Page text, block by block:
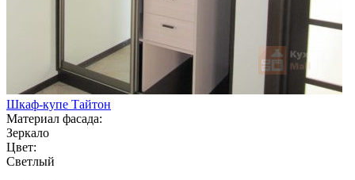
Шкаф-купе Тайтон
Материал фасада:
Зеркало
Цвет:
Светлый